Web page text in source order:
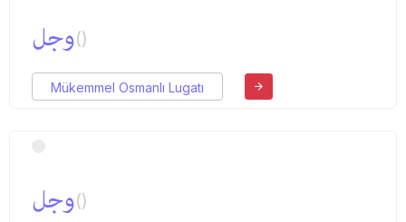
وجل()
Mükemmel Osmanlı Lugatı
وجل()